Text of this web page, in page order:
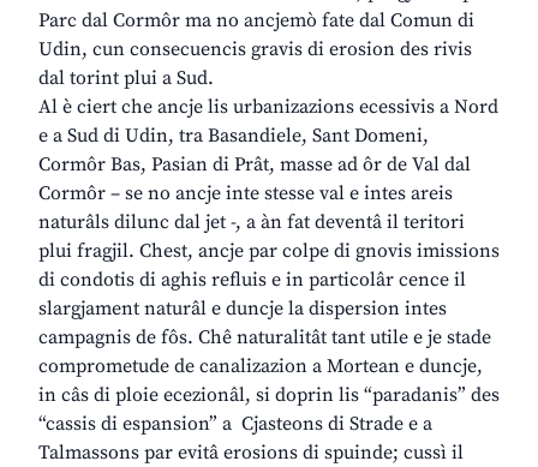
Parc dal Cormôr ma no ancjemò fate dal Comun di
Udin, cun consecuencis gravis di erosion des rivis
dal torint plui a Sud.
Al è ciert che ancje lis urbanizazions ecessivis a Nord
e a Sud di Udin, tra Basandiele, Sant Domeni,
Cormôr Bas, Pasian di Prât, masse ad ôr de Val dal
Cormôr – se no ancje inte stesse val e intes areis
naturâls dilunc dal jet -, a àn fat deventâ il teritori
plui fragjil. Chest, ancje par colpe di gnovis imissions
di condotis di aghis refluis e in particolâr cence il
slargjament naturâl e duncje la dispersion intes
campagnis de fôs. Chê naturalitât tant utile e je stade
comprometude de canalizazion a Mortean e duncje,
in câs di ploie ecezionâl, si doprin lis “paradanis” des
“cassis di espansion” a Cjasteons di Strade e a
Talmassons par evitâ erosions di spuinde; cussì il